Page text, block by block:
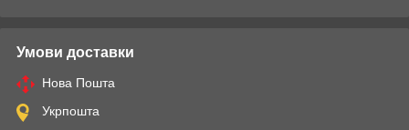
Умови доставки
Нова Пошта
Укрпошта